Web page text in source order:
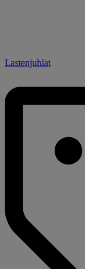
Lastenjuhlat